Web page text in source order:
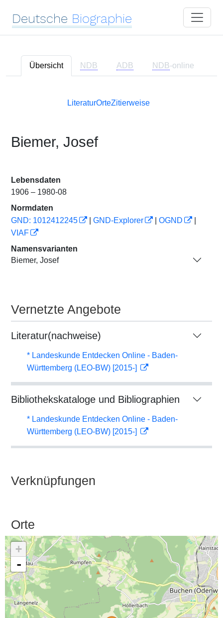
Deutsche Biographie
Übersicht NDB ADB NDB-online
LiteraturOrteZitierweise
Biemer, Josef
Lebensdaten
1906 – 1980-08
Normdaten
GND: 1012412245
GND-Explorer OGND
VIAF
Namensvarianten
Biemer, Josef
Vernetzte Angebote
Literatur(nachweise)
* Landeskunde Entdecken Online - Baden-
Württemberg (LEO-BW) [2015-]
Bibliothekskataloge und Bibliographien
* Landeskunde Entdecken Online - Baden-
Württemberg (LEO-BW) [2015-]
Verknüpfungen
Orte
+
-